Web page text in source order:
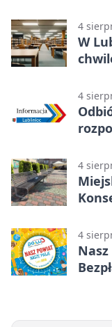
4
W
4
4
4